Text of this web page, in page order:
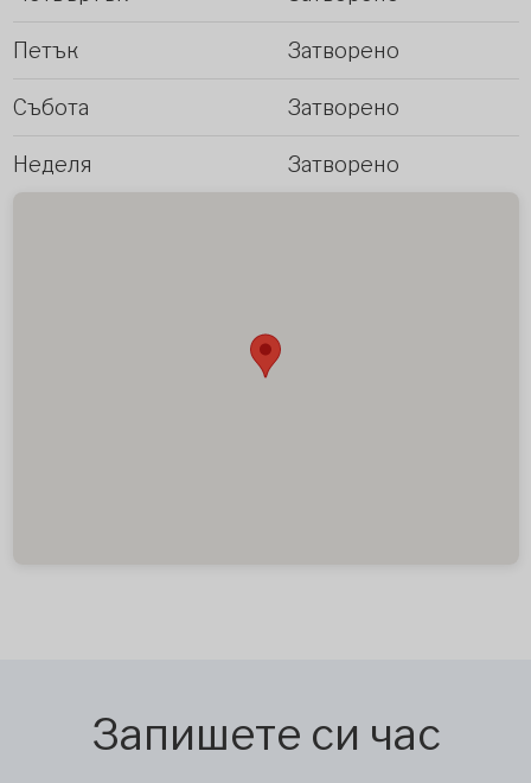
Петък Затворено
Събота Затворено
Неделя Затворено
Запишете си час